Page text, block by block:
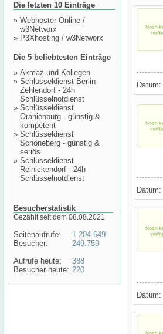
Die letzten 10 Einträge
» Webhoster-Online /
w3Networx
» P3Xhosting / w3Networx
Die 5 beliebtesten Einträge
» Akmaz und Kollegen
» Schlüsseldienst Berlin
Zehlendorf - 24h
Schlüsselnotdienst
» Schlüsseldienst
Oranienburg - günstig &
kompetent
» Schlüsseldienst
Schöneberg - günstig &
seriös
» Schlüsseldienst
Reinickendorf - 24h
Schlüsselnotdienst
Besucherstatistik
Gezählt seit dem 08.08.2021
Seitenaufrufe:
Besucher:
Aufrufe heute:
Besucher heute:
1.204.649
249.759
388
220
Datum:
Datum:
Datum: